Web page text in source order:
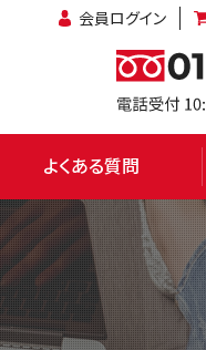
会員ログイン
よくある質問